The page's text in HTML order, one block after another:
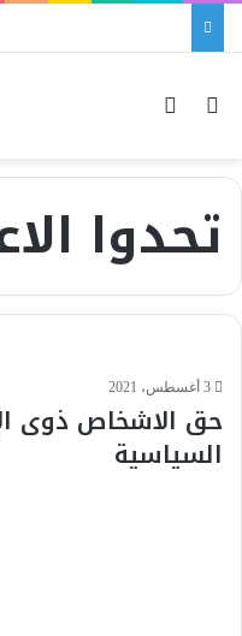
بحث عن
تحدوا
3 أغسطس، 2021
حق الاشخاص ذوى
السياسية